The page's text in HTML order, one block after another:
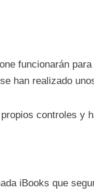
funcionarán
han realizado
controles y
iBooks que